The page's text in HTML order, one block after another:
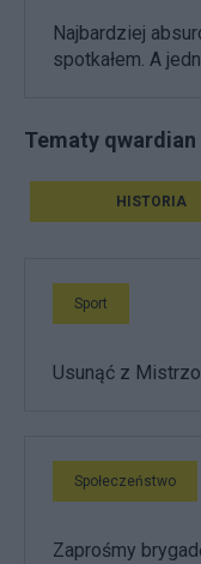
Najbardziej
spotkałem. A
Tematy qwardian
HISTORIA
Sport
Usunąć z
Społeczeństwo
Zaprośmy